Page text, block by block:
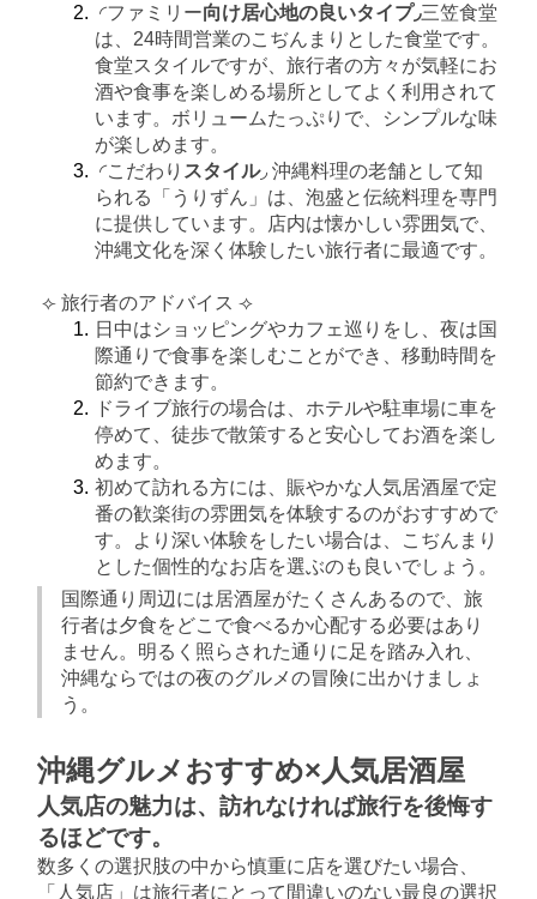
◜ファミリー向け居心地の良いタイプ◞三笠食堂
は、24時間営業のこぢんまりとした食堂です。
食堂スタイルですが、旅行者の方々が気軽にお
酒や食事を楽しめる場所としてよく利用されて
います。ボリュームたっぷりで、シンプルな味
が楽しめます。
◜こだわり スタイル◞ 沖縄料理の老舗として知
られる「うりずん」は、泡盛と伝統料理を専門
に提供しています。店内は懐かしい雰囲気で、
沖縄文化を深く体験したい旅行者に最適です。
⟣ 旅行者のアドバイス ⟢
日中はショッピングやカフェ巡りをし、夜は国
際通りで食事を楽しむことができ、移動時間を
節約できます。
ドライブ旅行の場合は、ホテルや駐車場に車を
停めて、徒歩で散策すると安心してお酒を楽し
めます。
初めて訪れる方には、賑やかな人気居酒屋で定
番の歓楽街の雰囲気を体験するのがおすすめで
す。より深い体験をしたい場合は、こぢんまり
とした個性的なお店を選ぶのも良いでしょう。
国際通り周辺には居酒屋がたくさんあるので、旅
行者は夕食をどこで食べるか心配する必要はあり
ません。明るく照らされた通りに足を踏み入れ、
沖縄ならではの夜のグルメの冒険に出かけましょ
う。
沖縄グルメおすすめ×人気居酒屋
人気店の魅力は、訪れなければ旅行を後悔す
るほどです。
数多くの選択肢の中から慎重に店を選びたい場合、
「人気店」は旅行者にとって間違いのない最良の選択